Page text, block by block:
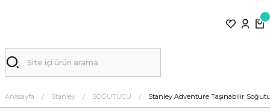
Anasayfa Stanley SOĞUTUCU Stanley Adventure Taşınabilir